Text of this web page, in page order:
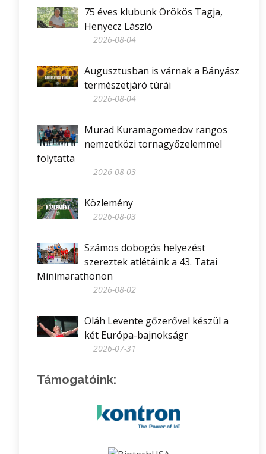
75 éves klubunk Örökös Tagja,
Henyecz László
2026-08-04
Augusztusban is várnak a Bányász
természetjáró túrái
2026-08-04
Murad Kuramagomedov rangos
nemzetközi tornagyőzelemmel
folytatta
2026-08-03
Közlemény
2026-08-03
Számos dobogós helyezést
szereztek atlétáink a 43. Tatai
Minimarathonon
2026-08-02
Oláh Levente gőzerővel készül a
két Európa-bajnokságr
2026-07-31
Támogatóink: